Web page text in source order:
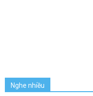
Nghe nhiều